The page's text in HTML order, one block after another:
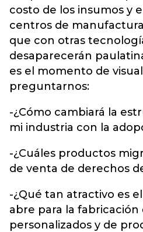
costo de los insumos y
centros de
que con otras
desaparecerán
es el momento de
preguntarnos:
-¿Cómo cambiará la
mi industria con la
-¿Cuáles productos
de venta de derechos
-¿Qué tan atractivo es
abre para la
personalizados y de